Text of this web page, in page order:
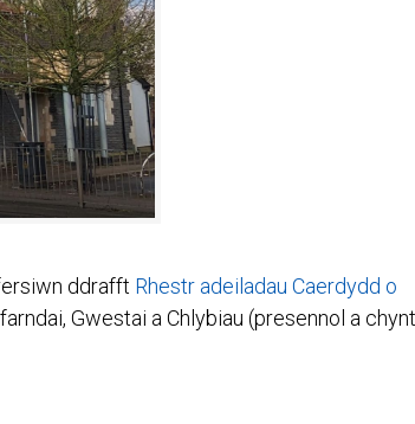
ddrafft Rhestr adeiladau Caerdydd o
Gwestai a Chlybiau (presennol a